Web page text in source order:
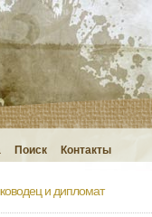
Поиск Контакты
и дипломат